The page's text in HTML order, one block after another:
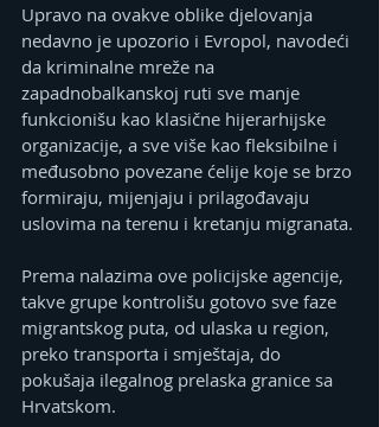
Upravo na ovakve oblike djelovanja
nedavno je upozorio i Evropol, navodeći
da kriminalne mreže na
zapadnobalkanskoj ruti sve manje
funkcionišu kao klasične hijerarhijske
organizacije, a sve više kao fleksibilne i
međusobno povezane ćelije koje se brzo
formiraju, mijenjaju i prilagođavaju
uslovima na terenu i kretanju migranata.
Prema nalazima ove policijske agencije,
takve grupe kontrolišu gotovo sve faze
migrantskog puta, od ulaska u region,
preko transporta i smještaja, do
pokušaja ilegalnog prelaska granice sa
Hrvatskom.